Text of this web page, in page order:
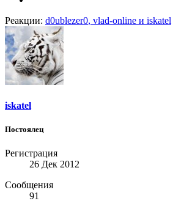
Реакции: d0ublezer0, vlad-online и iskatel
iskatel
Постоялец
Регистрация
26 Дек 2012
Сообщения
91